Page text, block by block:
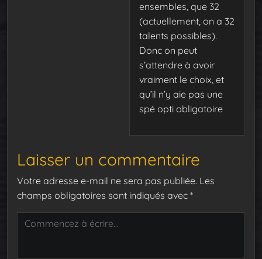
ensembles, que 32
(actuellement, on a 32
talents possibles).
Donc on peut
s’attendre à avoir
vraiment le choix, et
qu’il n’y aie pas une
spé opti obligatoire
Laisser un commentaire
Votre adresse e-mail ne sera pas publiée. Les
champs obligatoires sont indiqués avec *